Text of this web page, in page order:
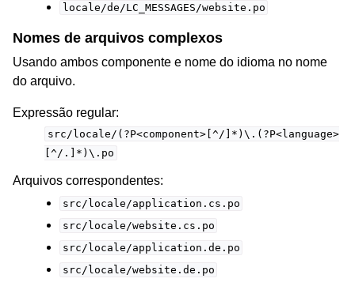
locale/de/LC_MESSAGES/website.po
Nomes de arquivos complexos
Usando ambos componente e nome do idioma no nome
do arquivo.
Expressão regular:
src/locale/(?P<component>[^/]*)\.(?P<language>
[^/.]*)\.po
Arquivos correspondentes:
src/locale/application.cs.po
src/locale/website.cs.po
src/locale/application.de.po
src/locale/website.de.po